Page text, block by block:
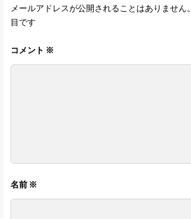
メールアドレスが公開されることはありません。
目です
コメント ※
名前 ※